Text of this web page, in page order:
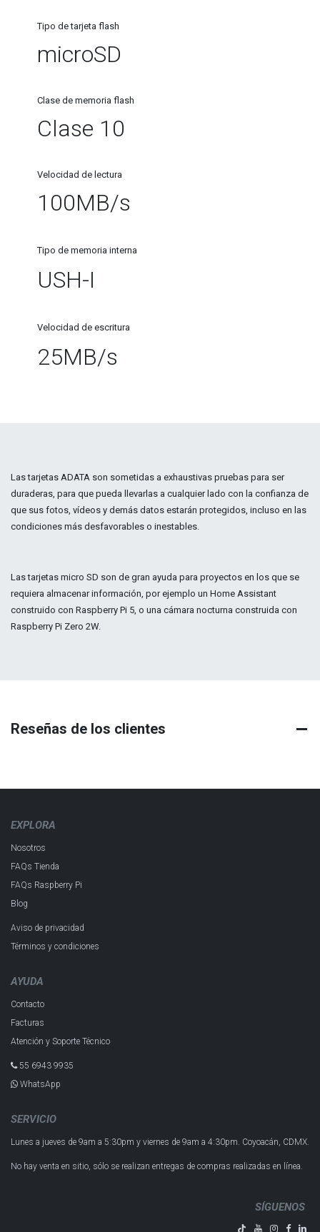
Velocidad de escritura
25MB/s
Velocidad de lectura
100MB/s
Tipo de tarjeta flash
microSD
Tipo de memoria interna
USH-I
Clase de memoria flash
Clase 10
Las tarjetas ADATA son sometidas a exhaustivas pruebas para ser
duraderas, para que pueda llevarlas a cualquier lado con la confianza de
que sus fotos, vídeos y demás datos estarán protegidos, incluso en las
condiciones más desfavorables o inestables.
Las tarjetas micro SD son de gran ayuda para proyectos en los que se
requiera almacenar información, por ejemplo un Home Assistant
construido con Raspberry Pi 5, o una cámara nocturna construida con
Raspberry Pi Zero 2W.
Reseñas de los clientes
EXPLORA
Nosotros
FAQs Tienda
FAQs Raspberry Pi
Blog
Aviso de privacidad
Términos y condiciones
AYUDA
Contacto
Facturas
Atención y Soporte Técnico
55 6943 993​5
WhatsApp
SERVICIO
Lunes a jueves de 9am a 5:30pm y viernes de 9am a 4:30pm. Coyoacán, CDMX.
No hay venta en sitio, sólo se realizan entregas de compras realizadas en línea.
SÍGUENOS